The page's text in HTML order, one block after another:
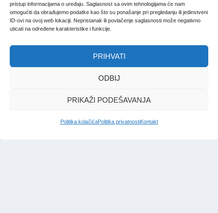
pristup informacijama o uređaju. Saglasnost sa ovim tehnologijama će nam
omogućiti da obrađujemo podatke kao što su ponašanje pri pregledanju ili jedinstveni
ID-ovi na ovoj web lokaciji. Nepristanak ili povlačenje saglasnosti može negativno
uticati na određene karakteristike i funkcije.
PRIHVATI
ODBIJ
PRIKAŽI PODEŠAVANJA
Politika kolačićaPolitika privatnostiKontakt
UKRAJINSKI MEDVJED
Vasili Maljuk, mozak operacije
Redakcija Bosna|4. jun. 2025.